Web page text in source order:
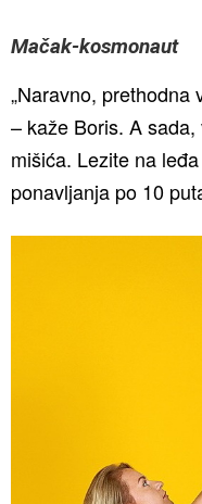
Mačak-kosmonaut
„Naravno, prethodna
– kaže Boris. A
mišića. Lezite na
ponavljanja po 10